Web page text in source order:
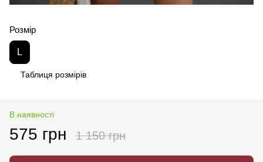
Розмір
L
Таблиця розмірів
В наявності
575 грн 1 150 грн